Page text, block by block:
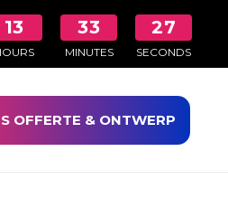
13 33
MINUTES
26
SECONDS
OFFERTE & ONTWERP